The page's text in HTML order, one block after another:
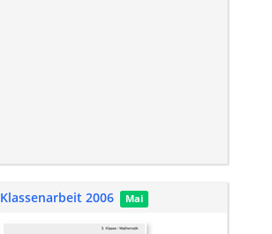
Klassenarbeit 2006 Mai